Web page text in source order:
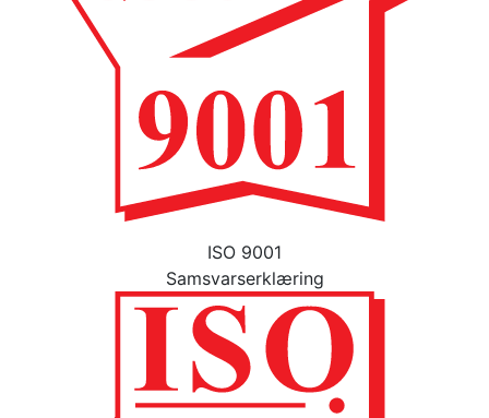
ISO 9001
Samsvarserklæring